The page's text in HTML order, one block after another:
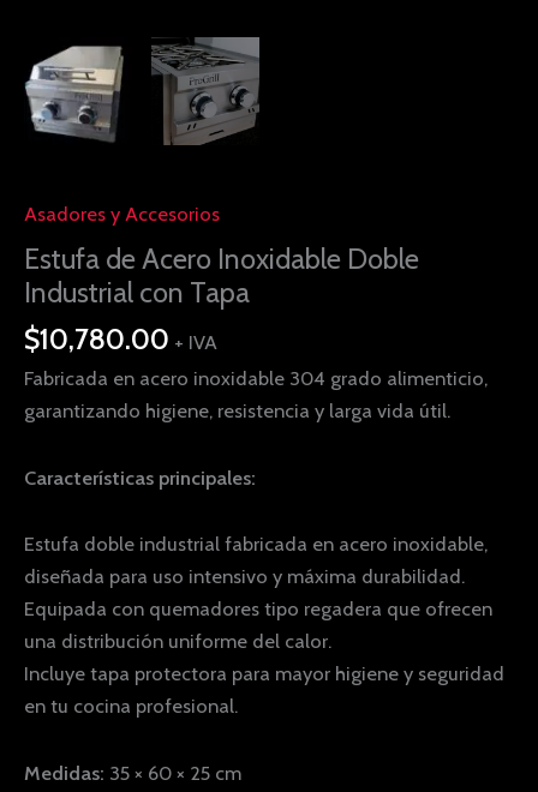
Asadores y Accesorios
Estufa de Acero Inoxidable Doble
Industrial con Tapa
$10,780.00 + IVA
Fabricada en acero inoxidable 304 grado alimenticio,
garantizando higiene, resistencia y larga vida útil.
Características principales:
Estufa doble industrial fabricada en acero inoxidable,
diseñada para uso intensivo y máxima durabilidad.
Equipada con quemadores tipo regadera que ofrecen
una distribución uniforme del calor.
Incluye tapa protectora para mayor higiene y seguridad
en tu cocina profesional.
Medidas: 35 × 60 × 25 cm